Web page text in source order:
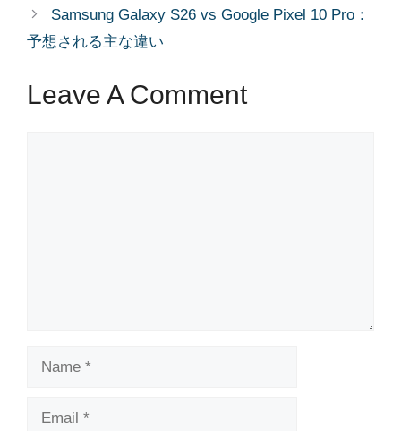
Samsung Galaxy S26 vs Google Pixel 10 Pro：
予想される主な違い
Leave A Comment